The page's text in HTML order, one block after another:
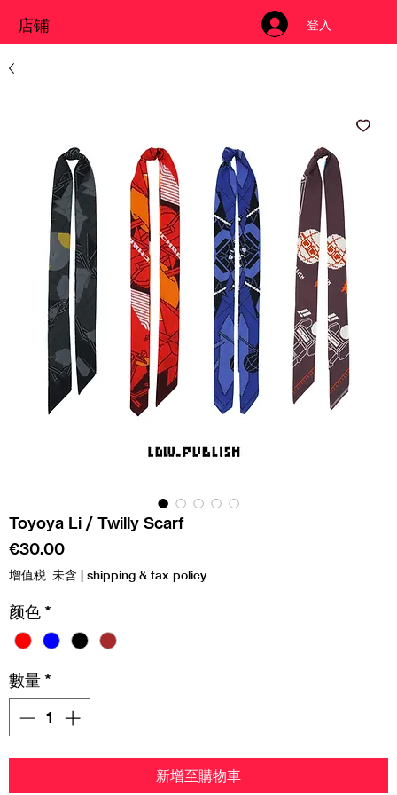
店铺 登入
Toyoya Li / Twilly Scarf
€30.00價
格
增值税 未含 | shipping & tax policy
颜色 *
數量 *
新增至購物車